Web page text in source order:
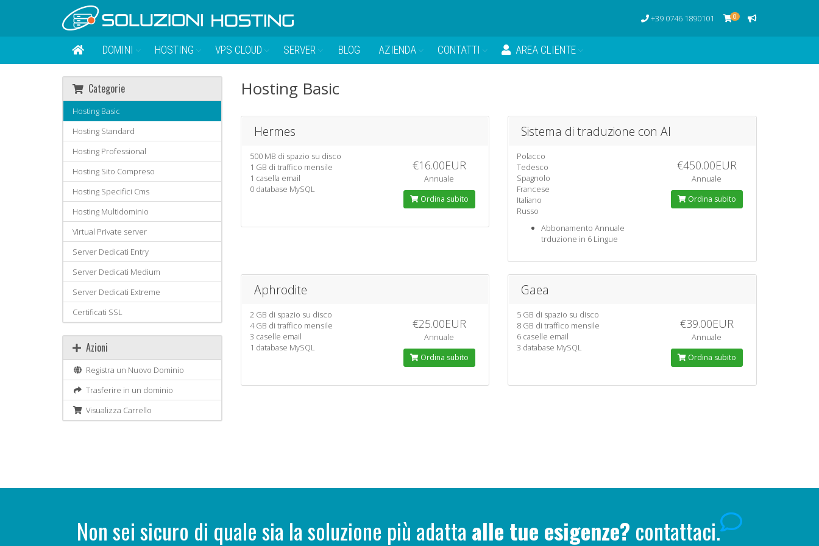
0
+39 0746 1890101
DOMINI HOSTING VPS CLOUD SERVER BLOG AZIENDA CONTATTI AREA CLIENTE
Hosting Basic
Categorie
Hosting Basic
Hosting Standard
Hosting Professional
Hosting Sito Compreso
Hosting Specifici Cms
Hosting Multidominio
Virtual Private server
Server Dedicati Entry
Server Dedicati Medium
Server Dedicati Extreme
Certificati SSL
Azioni
Registra un Nuovo Dominio
Trasferire in un dominio
Visualizza Carrello
Hermes
500 MB di spazio su disco
1 GB di traffico mensile
1 casella email
0 database MySQL
€16.00EUR
Annuale
Ordina subito
Sistema di traduzione con AI
Polacco
Tedesco
Spagnolo
Francese
Italiano
Russo
Abbonamento Annuale
trduzione in 6 Lingue
€450.00EUR
Annuale
Ordina subito
Aphrodite
2 GB di spazio su disco
4 GB di traffico mensile
3 caselle email
1 database MySQL
€25.00EUR
Annuale
Ordina subito
Gaea
5 GB di spazio su disco
8 GB di traffico mensile
6 caselle email
3 database MySQL
€39.00EUR
Annuale
Ordina subito
Non sei sicuro di quale sia la soluzione più adattaalle tue esigenze? contattaci.